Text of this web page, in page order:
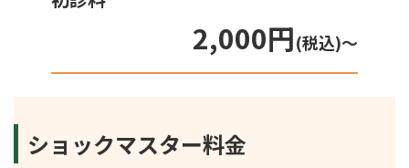
2,000円(税込)〜
ショックマスター料金